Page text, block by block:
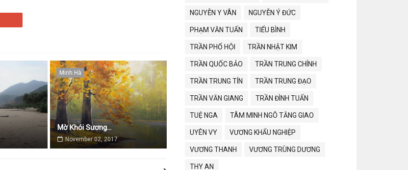
Minh Hà
Mờ Khói Sương...
November 02, 2017
NGUYỄN Y VÂN NGUYỄN Ý ĐỨC
PHẠM VĂN TUẤN TIỂU BÌNH
TRẦN PHỐ HỘI TRẦN NHẬT KIM
TRẦN QUỐC BẢO TRẦN TRUNG CHÍNH
TRẦN TRUNG TÍN TRẦN TRUNG ĐẠO
TRẦN VĂN GIANG TRẦN ĐÌNH TUẤN
TUỆ NGA TÂM MINH NGÔ TẰNG GIAO
UYÊN VY VƯƠNG KHẨU NGHIỆP
VƯƠNG THANH VƯƠNG TRÙNG DƯƠNG
THY AN